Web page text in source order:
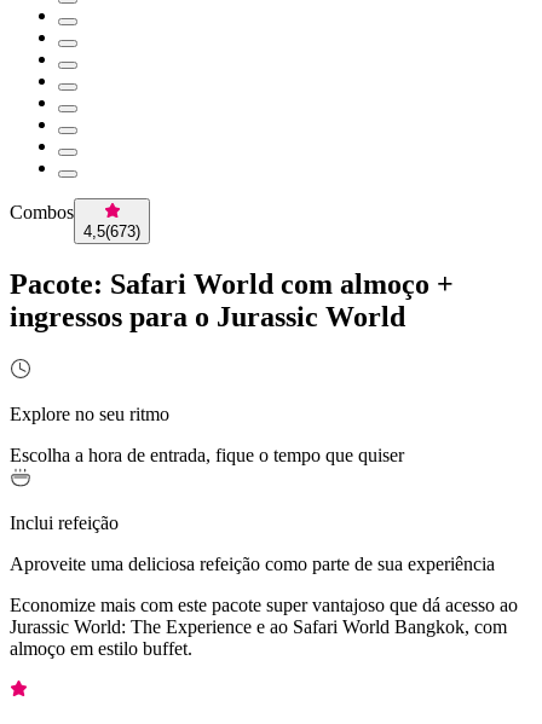
Combos
4,5(673)
Pacote: Safari World com almoço +
ingressos para o Jurassic World
Explore no seu ritmo
Escolha a hora de entrada, fique o tempo que quiser
Inclui refeição
Aproveite uma deliciosa refeição como parte de sua experiência
Economize mais com este pacote super vantajoso que dá acesso ao
Jurassic World: The Experience e ao Safari World Bangkok, com
almoço em estilo buffet.